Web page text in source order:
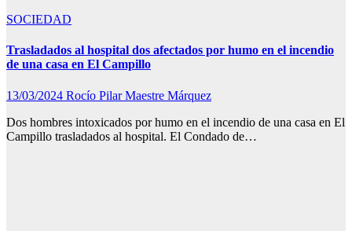
SOCIEDAD
Trasladados al hospital dos afectados por humo en el incendio
de una casa en El Campillo
13/03/2024 Rocío Pilar Maestre Márquez
Dos hombres intoxicados por humo en el incendio de una casa en El
Campillo trasladados al hospital. El Condado de…